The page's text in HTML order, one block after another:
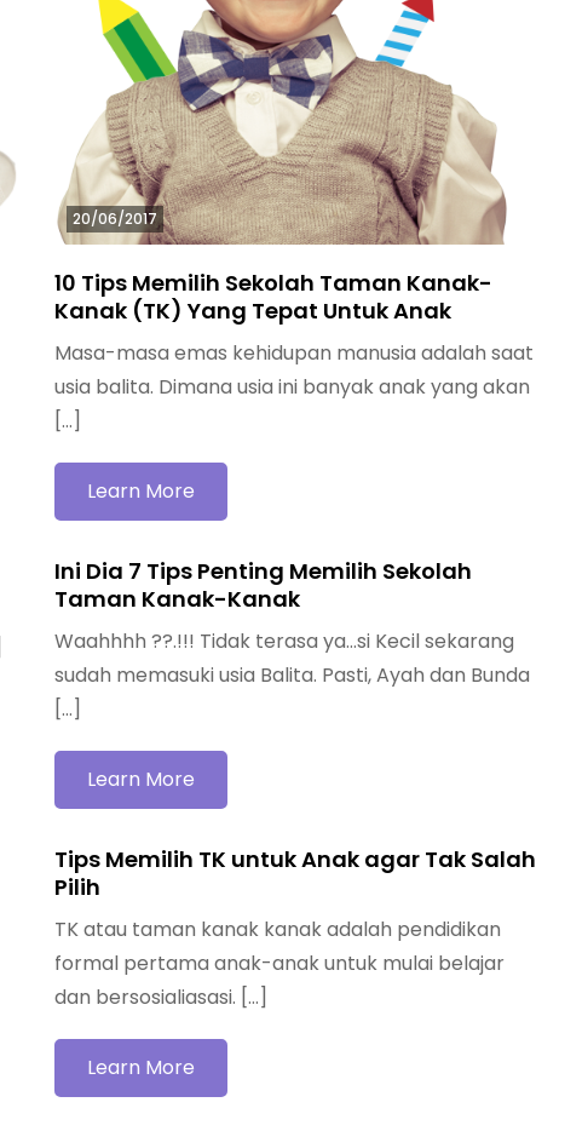
20/06/2017
10 Tips Memilih Sekolah Taman Kanak-
Kanak (TK) Yang Tepat Untuk Anak
Masa-masa emas kehidupan manusia adalah saat
usia balita. Dimana usia ini banyak anak yang akan
[…]
Learn More
Ini Dia 7 Tips Penting Memilih Sekolah
Taman Kanak-Kanak
Waahhhh ??.!!! Tidak terasa ya…si Kecil sekarang
sudah memasuki usia Balita. Pasti, Ayah dan Bunda
[…]
Learn More
Tips Memilih TK untuk Anak agar Tak Salah
Pilih
TK atau taman kanak kanak adalah pendidikan
formal pertama anak-anak untuk mulai belajar
dan bersosialiasasi. […]
Learn More